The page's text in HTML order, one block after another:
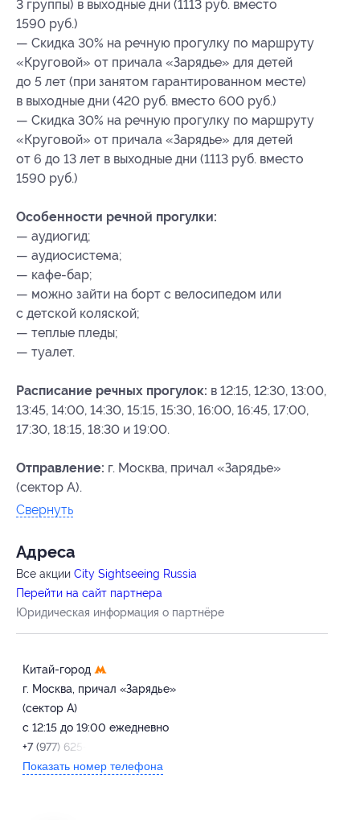
3 группы) в выходные дни (1113 руб. вместо
1590 руб.)
— Скидка 30% на речную прогулку по маршруту
«Круговой» от причала «Зарядье» для детей
до 5 лет (при занятом гарантированном месте)
в выходные дни (420 руб. вместо 600 руб.)
— Скидка 30% на речную прогулку по маршруту
«Круговой» от причала «Зарядье» для детей
от 6 до 13 лет в выходные дни (1113 руб. вместо
1590 руб.)
Особенности речной прогулки:
— аудиогид;
— аудиосистема;
— кафе-бар;
— можно зайти на борт с велосипедом или
с детской коляской;
— теплые пледы;
— туалет.
Расписание речных прогулок: в 12:15, 12:30, 13:00,
13:45, 14:00, 14:30, 15:15, 15:30, 16:00, 16:45, 17:00,
17:30, 18:15, 18:30 и 19:00.
Отправление: г. Москва, причал «Зарядье»
(сектор A).
Свернуть
Адресa
Все акции City Sightseeing Russia
Перейти на сайт партнера
Юридическая информация о партнёре
Китай-город
г. Москва, причал «Зарядье»
(сектор А)
с 12:15 до 19:00 ежедневно
+7 (977) 625-03-10
Показать номер телефона